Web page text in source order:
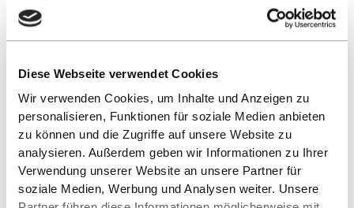
Diese Webseite verwendet Cookies
Wir verwenden Cookies, um Inhalte und Anzeigen zu
personalisieren, Funktionen für soziale Medien anbieten
zu können und die Zugriffe auf unsere Website zu
analysieren. Außerdem geben wir Informationen zu Ihrer
Verwendung unserer Website an unsere Partner für
soziale Medien, Werbung und Analysen weiter. Unsere
Forschung/Projekte
Publikationen
ZURÜCK ZUR LISTE